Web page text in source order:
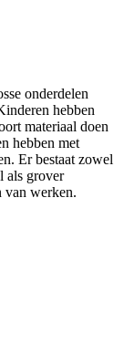
onderdelen
hebben
materiaal doen
hebben met
Er bestaat zowel
als grover
van werken.